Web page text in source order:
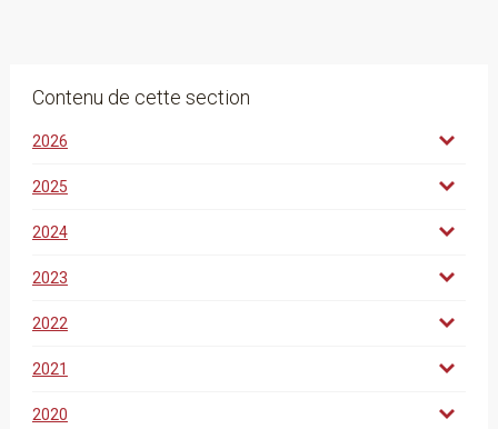
Contenu de cette section
2026
2025
2024
2023
2022
2021
2020